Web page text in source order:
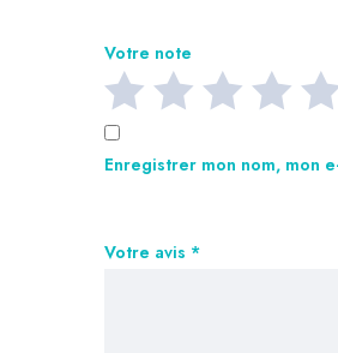
Votre note
Votre avis *
Enregistrer mon nom, mon